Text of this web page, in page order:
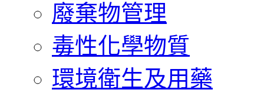
廢棄物管理
毒性化學物質
環境衛生及用藥